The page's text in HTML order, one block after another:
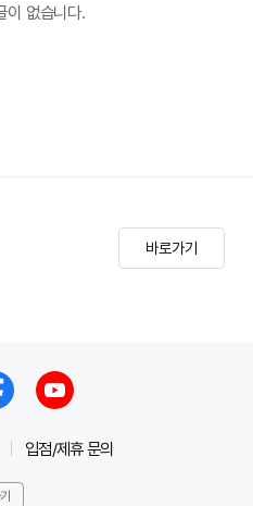
이 없습니다.
바로가기
입점/제휴 문의